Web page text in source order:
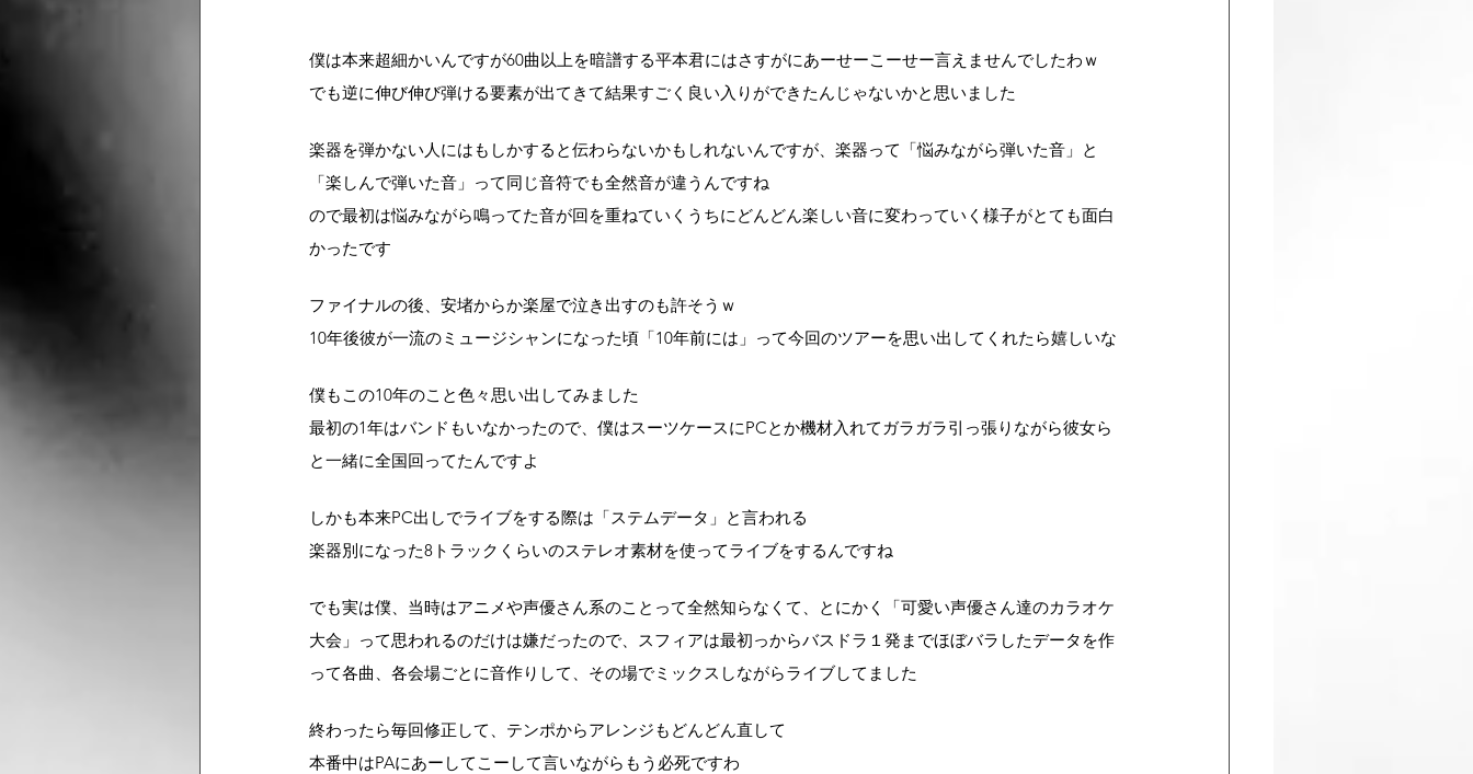
僕は本来超細かいんですが60曲以上を暗譜する平本君にはさすがにあーせーこーせー言えませんでしたわｗ
でも逆に伸び伸び弾ける要素が出てきて結果すごく良い入りができたんじゃないかと思いました
楽器を弾かない人にはもしかすると伝わらないかもしれないんですが、楽器って「悩みながら弾いた音」と
「楽しんで弾いた音」って同じ音符でも全然音が違うんですね
ので最初は悩みながら鳴ってた音が回を重ねていくうちにどんどん楽しい音に変わっていく様子がとても面白
かったです
ファイナルの後、安堵からか楽屋で泣き出すのも許そうｗ
10年後彼が一流のミュージシャンになった頃「10年前には」って今回のツアーを思い出してくれたら嬉しいな
僕もこの10年のこと色々思い出してみました
最初の1年はバンドもいなかったので、僕はスーツケースにPCとか機材入れてガラガラ引っ張りながら彼女ら
と一緒に全国回ってたんですよ
しかも本来PC出しでライブをする際は「ステムデータ」と言われる
楽器別になった8トラックくらいのステレオ素材を使ってライブをするんですね
でも実は僕、当時はアニメや声優さん系のことって全然知らなくて、とにかく「可愛い声優さん達のカラオケ
大会」って思われるのだけは嫌だったので、スフィアは最初っからバスドラ１発までほぼバラしたデータを作
って各曲、各会場ごとに音作りして、その場でミックスしながらライブしてました
終わったら毎回修正して、テンポからアレンジもどんどん直して
本番中はPAにあーしてこーして言いながらもう必死ですわ